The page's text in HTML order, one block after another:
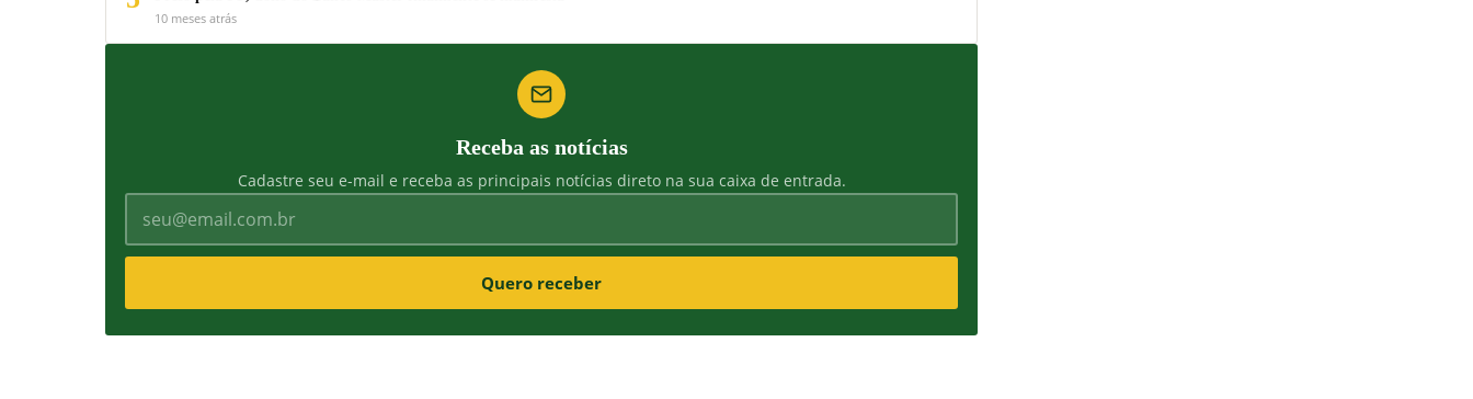
10 meses atrás
Receba as notícias
Cadastre seu e-mail e receba as principais notícias direto na sua caixa de entrada.
Quero receber